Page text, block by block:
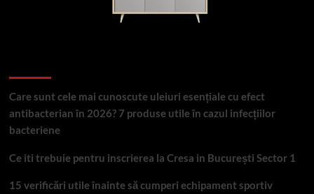
Care sunt cele mai cunoscute uleiuri esențiale cu efect
antibacterian în 2026? 7 produse utile în cazul infecțiilor
bacteriene
Ce iti trebuie pentru inscrierea la Cresa in București Sector 1
15 verificări utile înainte să cumperi echipament sportiv